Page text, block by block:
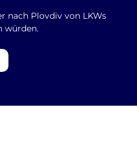
nach Plovdiv von LKWs
würden.